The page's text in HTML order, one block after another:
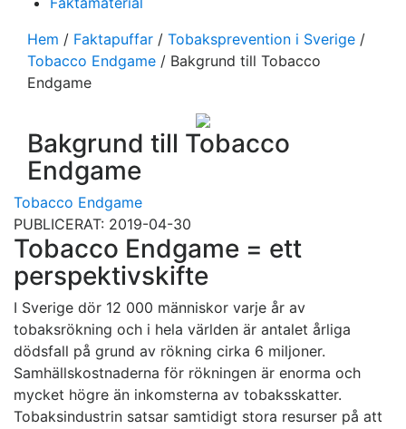
Hem / Faktapuffar / Tobaksprevention i Sverige /
Tobacco Endgame / Bakgrund till Tobacco
Endgame
Bakgrund till Tobacco
Endgame
Tobacco Endgame
PUBLICERAT: 2019-04-30
Tobacco Endgame = ett
perspektivskifte
I Sverige dör 12 000 människor varje år av
tobaksrökning och i hela världen är antalet årliga
dödsfall på grund av rökning cirka 6 miljoner.
Samhällskostnaderna för rökningen är enorma och
mycket högre än inkomsterna av tobaksskatter.
Tobaksindustrin satsar samtidigt stora resurser på att